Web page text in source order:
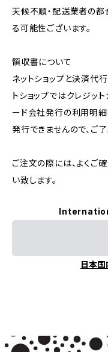
天候不順・配送業者の都
る可能性ございます。
領収書について
ネットショップと決済代
トショップではクレジッ
ード会社発行の利用明細
発行できませんので、ご
ご注文の際には、よくご
い致します。
日本